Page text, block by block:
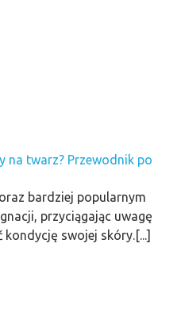
na twarz? Przewodnik po
bardziej popularnym
przyciągając uwagę
swojej skóry.[...]